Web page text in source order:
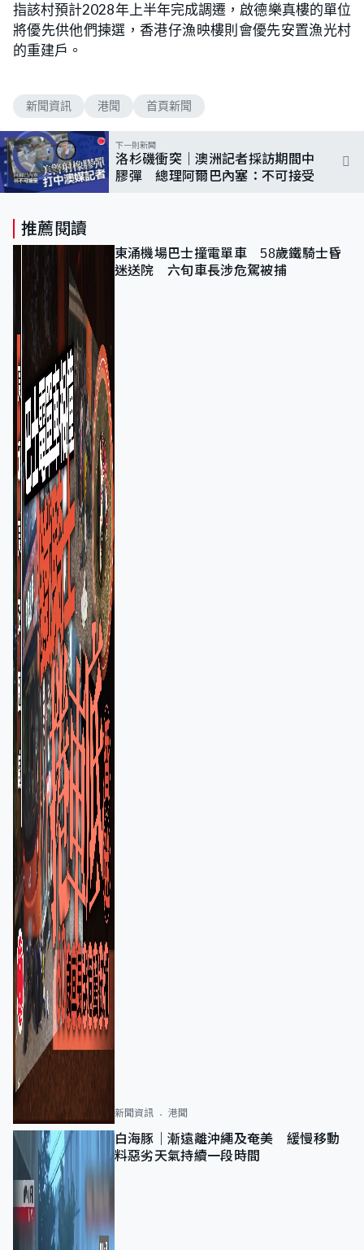
指該村預計2028年上半年完成調遷，啟德樂真樓的單位
將優先供他們揀選，香港仔漁映樓則會優先安置漁光村
的重建戶。
新聞資訊 港聞 首頁新聞
下一則新聞
洛杉磯衝突｜澳洲記者採訪期間中
膠彈 總理阿爾巴內塞：不可接受
推薦閱讀
東涌機場巴士撞電單車 58歲鐵騎士昏
迷送院 六旬車長涉危駕被捕
新聞資訊 港聞
白海豚｜漸遠離沖繩及奄美 緩慢移動
料惡劣天氣持續一段時間